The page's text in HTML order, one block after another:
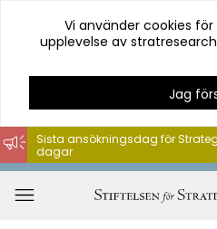
Hoppa
till
innehåll
Vi använder cookies
upplevelse av
Jag
Sista ansökningsdag för
dagar